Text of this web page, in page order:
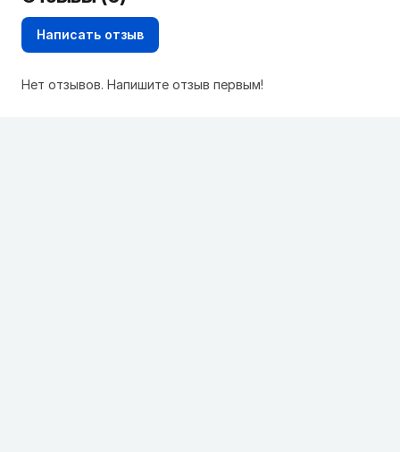
Написать отзыв
Нет отзывов. Напишите отзыв первым!